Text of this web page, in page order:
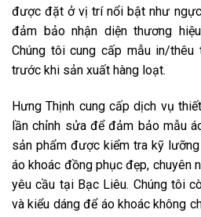
được đặt ở vị trí nổi bật như
đảm bảo nhận diện thương
Chúng tôi cung cấp mẫu in/thêu
trước khi sản xuất hàng loạt.
Hưng Thịnh cung cấp dịch vụ
lần chỉnh sửa để đảm bảo mẫu
sản phẩm được kiểm tra kỹ
áo khoác đồng phục đẹp, chuyên
yêu cầu tại Bạc Liêu. Chúng tôi
và kiểu dáng để áo khoác không